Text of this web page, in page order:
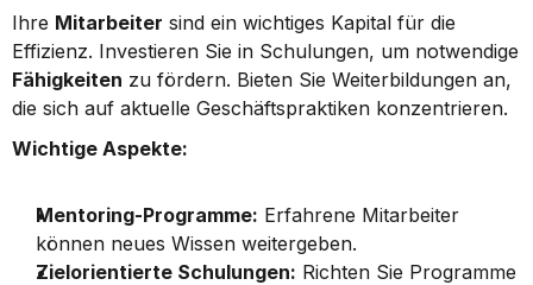
Ihre Mitarbeiter sind ein wichtiges Kapital für die
Fähigkeiten zu fördern. Bieten Sie Weiterbildungen an,
die sich auf aktuelle Geschäftspraktiken konzentrieren.
Wichtige Aspekte:
Mentoring-Programme: Erfahrene Mitarbeiter
können neues Wissen weitergeben.
Zielorientierte Schulungen: Richten Sie Programme